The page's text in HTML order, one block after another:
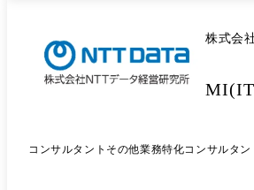
株式会
MI(IT
コンサルタント その他業務特化コンサルタン